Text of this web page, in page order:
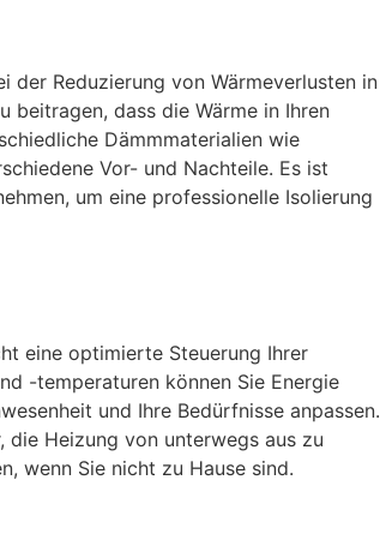
der Reduzierung von Wärmeverlusten in
beitragen, dass die Wärme in Ihren
Dämmmaterialien wie
Vor- und Nachteile. Es ist
um eine professionelle Isolierung
eine optimierte Steuerung Ihrer
-temperaturen können Sie Energie
und Ihre Bedürfnisse anpassen.
die Heizung von unterwegs aus zu
wenn Sie nicht zu Hause sind.